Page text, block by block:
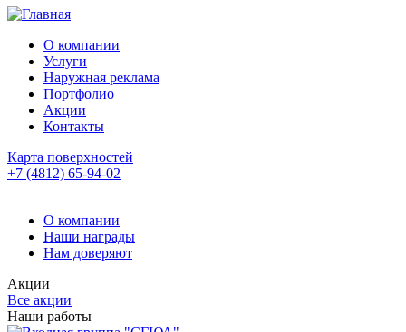
О компании
Услуги
Наружная реклама
Портфолио
Акции
Контакты
Карта поверхностей
+7 (4812) 65-94-02
О компании
Наши награды
Нам доверяют
Акции
Все акции
Наши работы